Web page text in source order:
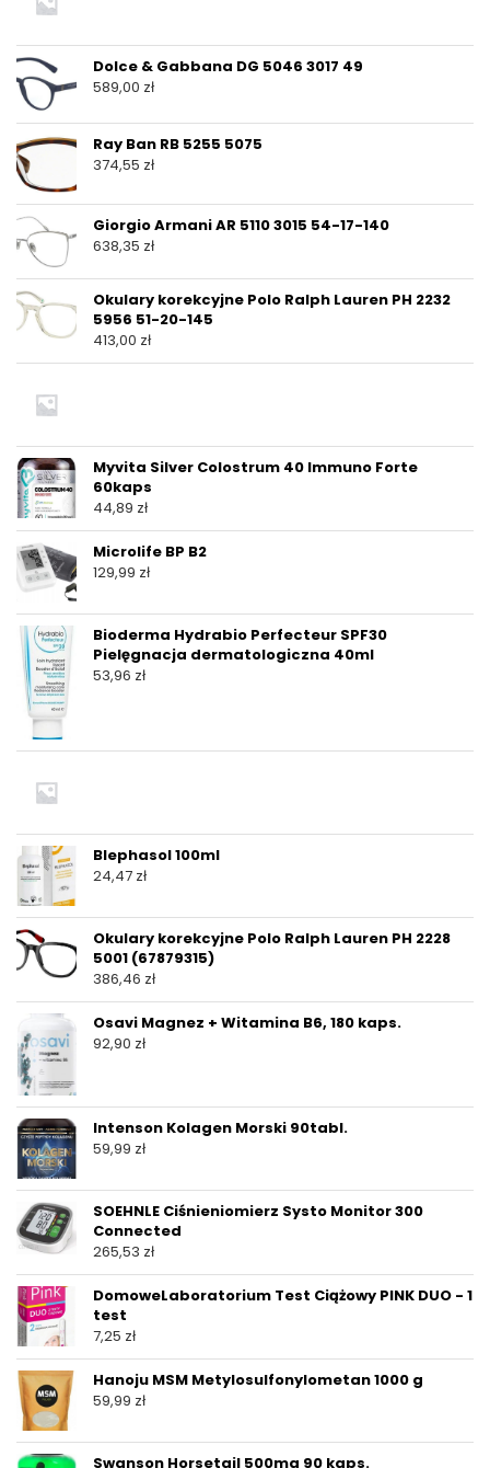
Dolce & Gabbana DG 5046 3017 49
589,00 zł
Ray Ban RB 5255 5075
374,55 zł
Giorgio Armani AR 5110 3015 54-17-140
638,35 zł
Okulary korekcyjne Polo Ralph Lauren PH 2232
5956 51-20-145
413,00 zł
Myvita Silver Colostrum 40 Immuno Forte
60kaps
44,89 zł
Microlife BP B2
129,99 zł
Bioderma Hydrabio Perfecteur SPF30
Pielęgnacja dermatologiczna 40ml
53,96 zł
Blephasol 100ml
24,47 zł
Okulary korekcyjne Polo Ralph Lauren PH 2228
5001 (67879315)
386,46 zł
Osavi Magnez + Witamina B6, 180 kaps.
92,90 zł
Intenson Kolagen Morski 90tabl.
59,99 zł
SOEHNLE Ciśnieniomierz Systo Monitor 300
Connected
265,53 zł
DomoweLaboratorium Test Ciążowy PINK DUO - 1
test
7,25 zł
Hanoju MSM Metylosulfonylometan 1000 g
59,99 zł
Swanson Horsetail 500mg 90 kaps.